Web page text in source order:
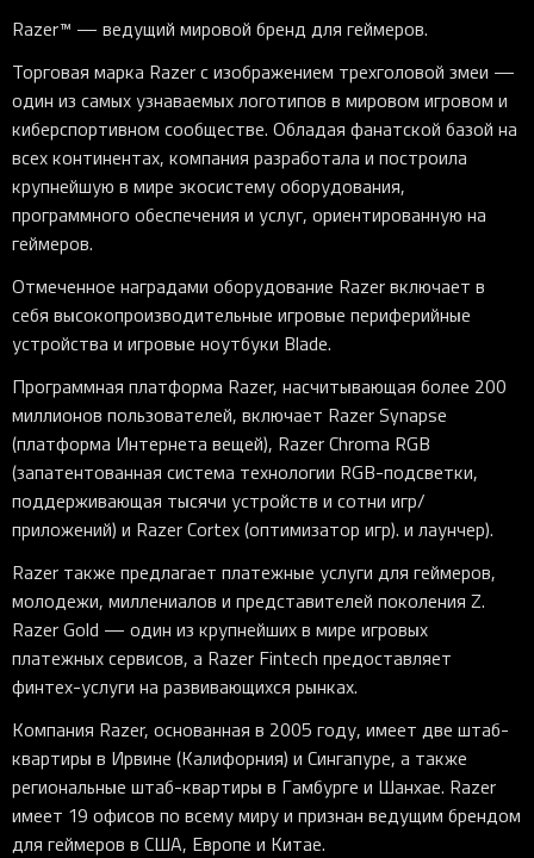
Razer™ — ведущий мировой бренд для геймеров.
Торговая марка Razer с изображением трехголовой змеи —
один из самых узнаваемых логотипов в мировом игровом и
киберспортивном сообществе. Обладая фанатской базой на
всех континентах, компания разработала и построила
крупнейшую в мире экосистему оборудования,
программного обеспечения и услуг, ориентированную на
геймеров.
Отмеченное наградами оборудование Razer включает в
себя высокопроизводительные игровые периферийные
устройства и игровые ноутбуки Blade.
Программная платформа Razer, насчитывающая более 200
миллионов пользователей, включает Razer Synapse
(платформа Интернета вещей), Razer Chroma RGB
(запатентованная система технологии RGB-подсветки,
поддерживающая тысячи устройств и сотни игр/
приложений) и Razer Cortex (оптимизатор игр). и лаунчер).
Razer также предлагает платежные услуги для геймеров,
молодежи, миллениалов и представителей поколения Z.
Razer Gold — один из крупнейших в мире игровых
платежных сервисов, а Razer Fintech предоставляет
финтех-услуги на развивающихся рынках.
Компания Razer, основанная в 2005 году, имеет две штаб-
квартиры в Ирвине (Калифорния) и Сингапуре, а также
региональные штаб-квартиры в Гамбурге и Шанхае. Razer
имеет 19 офисов по всему миру и признан ведущим брендом
для геймеров в США, Европе и Китае.